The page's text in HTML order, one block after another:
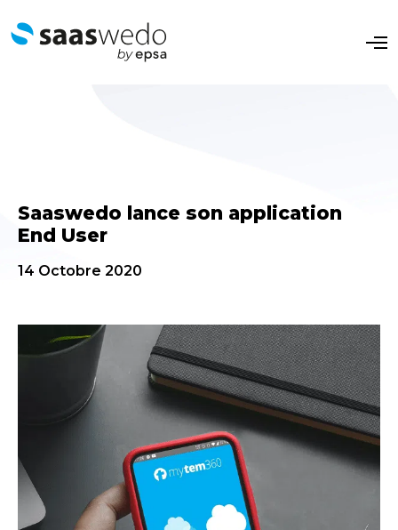
O
Saaswedo lance son application
End User
14 Octobre 2020